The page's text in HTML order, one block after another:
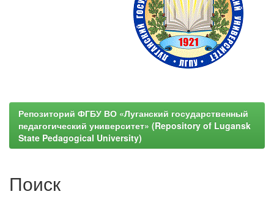
Репозиторий ФГБУ ВО «Луганский государственный
педагогический университет» (Repository of Lugansk
State Pedagogical University)
Поиск